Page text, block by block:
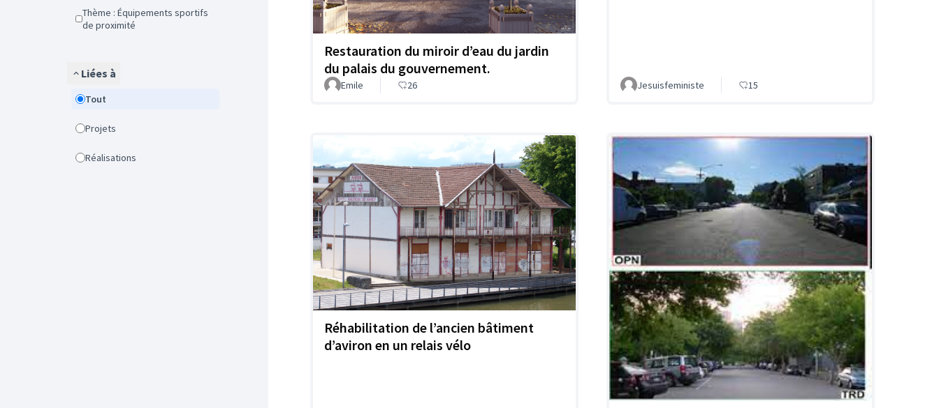
Thème : Équipements sportifs
de proximité
Liées à
Tout
Projets
Réalisations
Restauration du miroir d’eau du jardin
du palais du gouvernement.
Emile 26 Jesuisfeministe 15
Réhabilitation de l’ancien bâtiment
d’aviron en un relais vélo